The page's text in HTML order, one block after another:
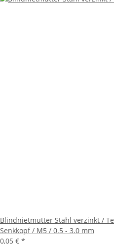
Blindnietmutter Stahl verzinkt /
Senkkopf / M5 / 0.5 - 3.0 mm
0,05 € *